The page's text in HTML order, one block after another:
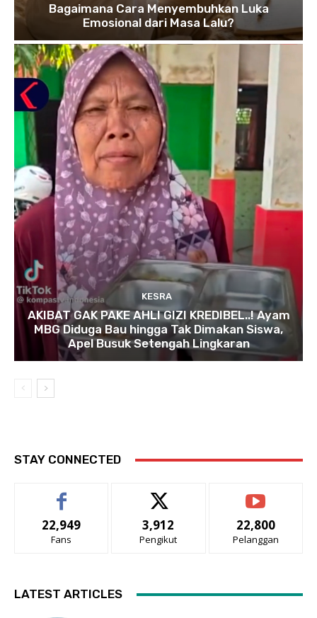
Bagaimana Cara Menyembuhkan Luka
Emosional dari Masa Lalu?
KESRA
AKIBAT GAK PAKE AHLI GIZI KREDIBEL..! Ayam
MBG Diduga Bau hingga Tak Dimakan Siswa,
Apel Busuk Setengah Lingkaran
STAY CONNECTED
22,949
Fans
3,912
Pengikut
22,800
Pelanggan
LATEST ARTICLES